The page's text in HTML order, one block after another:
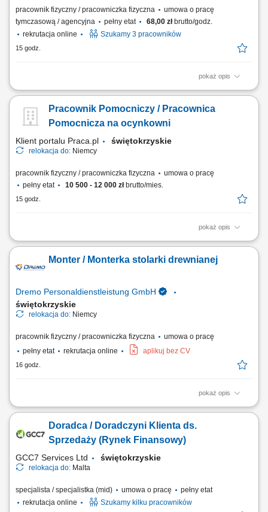
pracownik fizyczny / pracowniczka fizyczna
umowa o pracę
tymczasową / agencyjna
pełny etat 68,00 złbrutto/godz.
rekrutacja online
Szukamy 3 pracowników
15 godz.
pokaż opis
Obowiązki: Załadunek, rozładunek oraz transport wewnętrzny
worków typu big-bag; Ewidencjonowanie ruchu towarów i ich lokalizacji
w systemie ERP; Oznaczanie skrzyń i prowadzenie bieżącej
Pracownik Pomocniczy / Pracownica
Pomocnicza na ocynkowni
Klient portalu Praca.pl świętokrzyskie
relokacja do: Niemcy
pracownik fizyczny / pracowniczka fizyczna
umowa o pracę
pełny etat
10 500 - 12 000 złbrutto/mies.
15 godz.
pokaż opis
Zawieszanie oraz ściąganie różnorodnych elementów metalowych przy
w tym szlifowania oraz polerowania powierzchni. Realizacja innych
bieżących zadań pomocniczych na terenie zakładu w zależności od
Monter / Monterka stolarki drewnianej
Dremo Personaldienstleistung GmbH
świętokrzyskie
relokacja do: Niemcy
pracownik fizyczny / pracowniczka fizyczna
umowa o pracę
pełny etat
rekrutacja online aplikuj bez CV
16 godz.
pokaż opis
Zakład produkcyjny specjalizujący się w stolarce drewnianej poszukuje
obowiązków: Obróbka i przygotowanie elementów drewnianych do
montażu; Cięcie i szlifowanie komponentów; Montaż okien, drzwi i
Doradca / Doradczyni Klienta ds.
Sprzedaży (Rynek Finansowy)
GCC7 Services Ltd świętokrzyskie
relokacja do: Malta
specjalista / specjalistka (mid) umowa o pracę
pełny etat
rekrutacja online
Szukamy kilku pracowników